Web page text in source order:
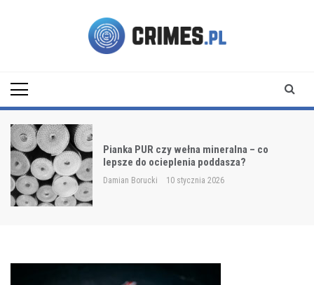
Pianka PUR czy wełna mineralna – co
lepsze do ocieplenia poddasza?
Damian Borucki 10 stycznia 2026